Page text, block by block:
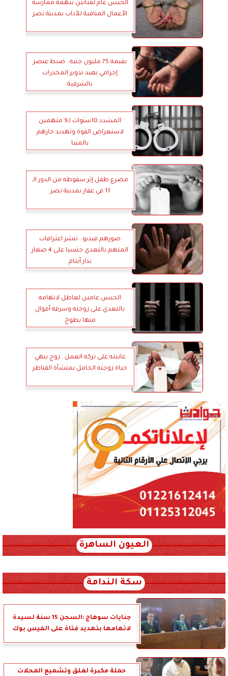
الحبس عام لفتاتين بتهمة ممارسة
الأعمال المنافية للآداب بمدينة نصر
بقيمة 75 مليون جنيه.. ضبط عنصر
إجرامي يعيد تدوير المخدرات
بالشرقية
المشدد 10سنوات لـ9 متهمين
لاستعراض القوة وتهديد جارهم
بالمنيا
مصرع طفل إثر سقوطه من الدور الـ
11 في عقار بمدينة نصر
صورهم فيديو.. ننشر اعترافات
المتهم بالتعدي جنسيا على 4 صغار
بدار أيتام
الحبس عامين لعاطل لاتهامه
بالتعدي على زوجته وسرقة أموال
منها بطوخ
عاتبته على تركه العمل.. زوج ينهي
حياة زوجته الحامل بمنشأة القناطر
العيون الساهرة
سكة الندامة
جنايات سوهاج :السجن 15 سنة لسيدة
لاتهامها بتهديد فتاة على الفيس بوك
حملة مكبرة لغلق وتشميع المحلات